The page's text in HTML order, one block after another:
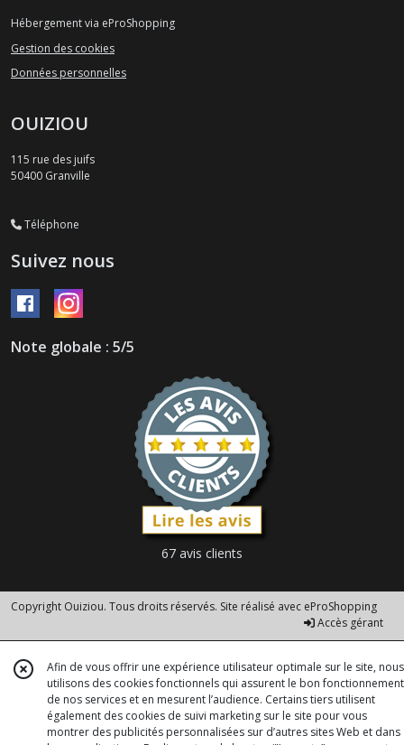
Hébergement via eProShopping
Gestion des cookies
Données personnelles
OUIZIOU
115 rue des juifs
50400 Granville
Téléphone
Suivez nous
Note globale : 5/5
67 avis clients
Copyright Ouiziou. Tous droits réservés. Site réalisé avec eProShopping
Accès gérant
Afin de vous offrir une expérience utilisateur optimale sur le site, nous
utilisons des cookies fonctionnels qui assurent le bon fonctionnement
de nos services et en mesurent l’audience. Certains tiers utilisent
également des cookies de suivi marketing sur le site pour vous
montrer des publicités personnalisées sur d’autres sites Web et dans